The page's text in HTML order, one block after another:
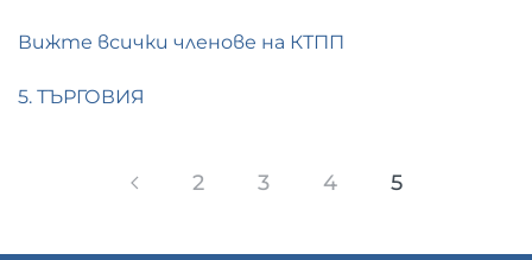
Вижте всички членове на КТПП
5. ТЪРГОВИЯ
2 3 4 5